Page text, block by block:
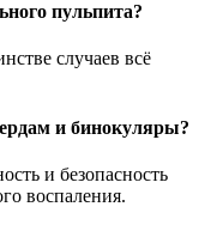
пульпита?
случаев всё
и бинокуляры?
и безопасность
воспаления.